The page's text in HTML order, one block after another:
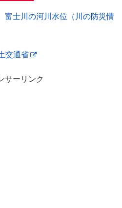
士川の河川水位（川の防災情
交通省
サーリンク